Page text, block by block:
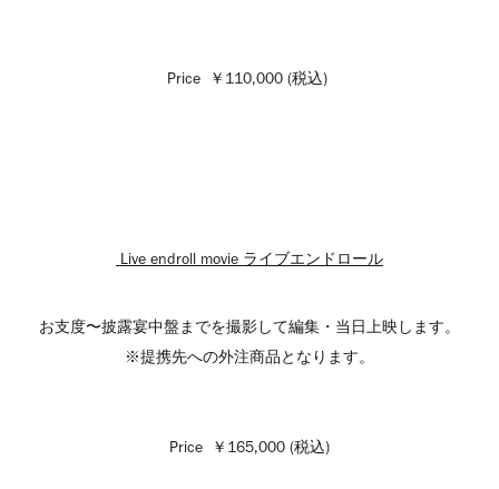
Price ￥110,000 (税込)
Live endroll movie ライブエンドロール
お支度〜披露宴中盤までを撮影して編集・当日上映します。
※提携先への外注商品となります。
Price ￥165,000 (税込)